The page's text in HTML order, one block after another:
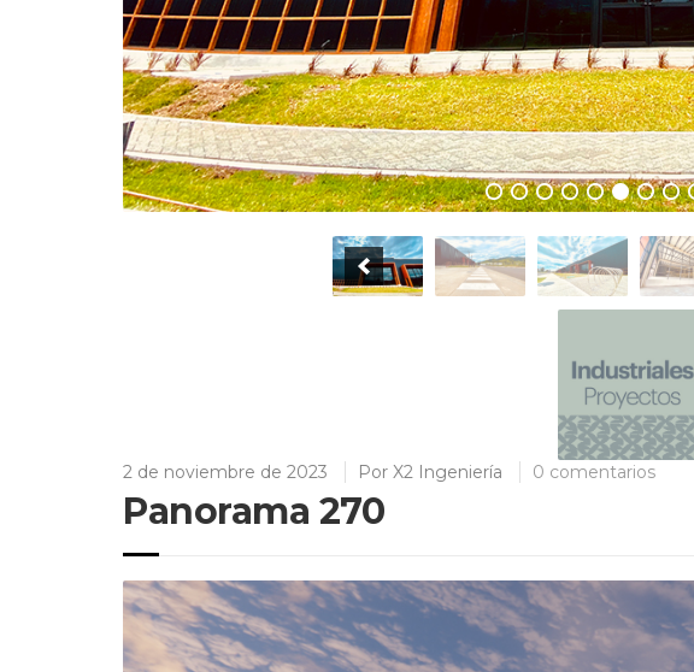
2 de noviembre de 2023 Por X2 Ingeniería 0 comentarios
Panorama 270